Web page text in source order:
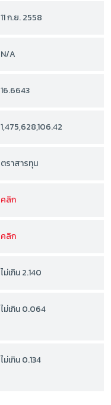
11 ก.ย. 2558
N/A
16.6643
1,475,628,106.42
ตราสารทุน
คลิก
คลิก
ไม่เกิน 2.140
ไม่เกิน 0.064
ไม่เกิน 0.134